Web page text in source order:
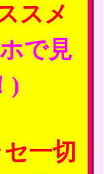
スメ
で見
)
一切